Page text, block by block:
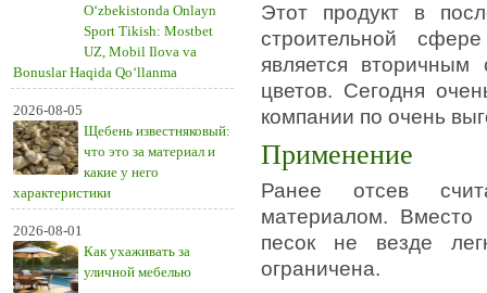
O‘zbekistonda Onlayn
Sport Tikish: Mostbet
UZ, Mobil Ilova va
Bonuslar Haqida Qo‘llanma
2026-08-05
Щебень известняковый:
что это за материал и
какие у него
характеристики
2026-08-01
Как ухаживать за
уличной мебелью
Этот продукт в
строительной
является
цветов. Сегодня
компании по очень
Применение
Ранее отсев
материалом. Вместо
песок не везде
ограничена.